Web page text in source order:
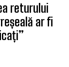
returului
ar fi